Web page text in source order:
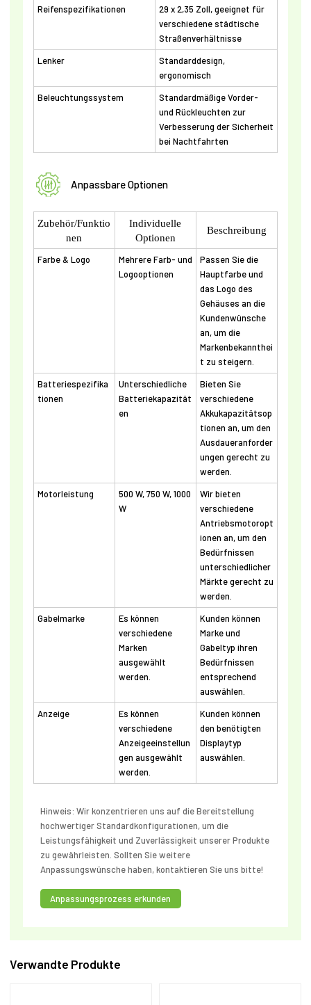
Reifenspezifikationen
29 x 2,35 Zoll, geeignet für
verschiedene städtische
Straßenverhältnisse
Lenker
Standarddesign,
ergonomisch
Beleuchtungssystem
Standardmäßige Vorder-
und Rückleuchten zur
Verbesserung der Sicherheit
bei Nachtfahrten
Anpassbare Optionen
Zubehör/Funktio
nen
Individuelle
Optionen
Beschreibung
Farbe & Logo
Mehrere Farb- und
Logooptionen
Passen Sie die
Hauptfarbe und
das Logo des
Gehäuses an die
Kundenwünsche
an, um die
Markenbekannthei
t zu steigern.
Batteriespezifika
tionen
Unterschiedliche
Batteriekapazität
en
Bieten Sie
verschiedene
Akkukapazitätsop
tionen an, um den
Ausdaueranforder
ungen gerecht zu
werden.
Motorleistung
500 W, 750 W, 1000
W
Wir bieten
verschiedene
Antriebsmotoropt
ionen an, um den
Bedürfnissen
unterschiedlicher
Märkte gerecht zu
werden.
Gabelmarke
Es können
verschiedene
Marken
ausgewählt
werden.
Kunden können
Marke und
Gabeltyp ihren
Bedürfnissen
entsprechend
auswählen.
Anzeige
Es können
verschiedene
Anzeigeeinstellun
gen ausgewählt
werden.
Kunden können
den benötigten
Displaytyp
auswählen.
Hinweis: Wir konzentrieren uns auf die Bereitstellung
hochwertiger Standardkonfigurationen, um die
Leistungsfähigkeit und Zuverlässigkeit unserer Produkte
zu gewährleisten. Sollten Sie weitere
Anpassungswünsche haben, kontaktieren Sie uns bitte!
Anpassungsprozess erkunden
Verwandte Produkte